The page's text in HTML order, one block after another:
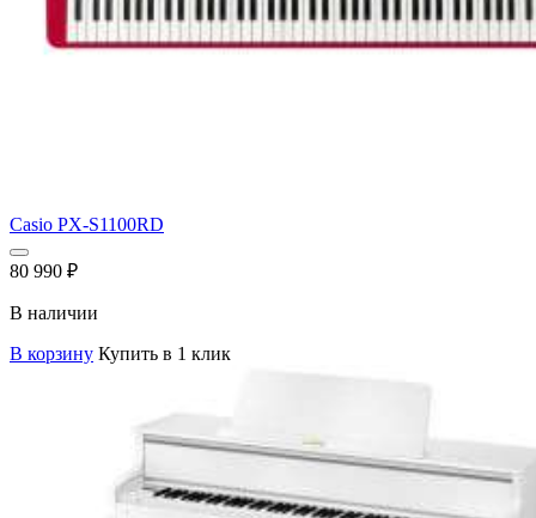
Casio PX-S1100RD
80 990 ₽
В наличии
В корзину Купить в 1 клик